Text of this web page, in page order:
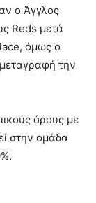
ο Άγγλος
Reds μετά
όμως ο
την
όρους με
στην ομάδα